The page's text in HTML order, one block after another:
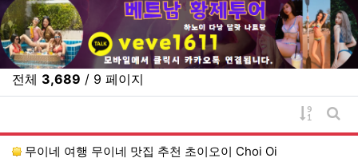
전체 3,689 / 9 페이지
게시물
게
무이네 여행 무이네 맛집 추천 초이오이 Choi Oi